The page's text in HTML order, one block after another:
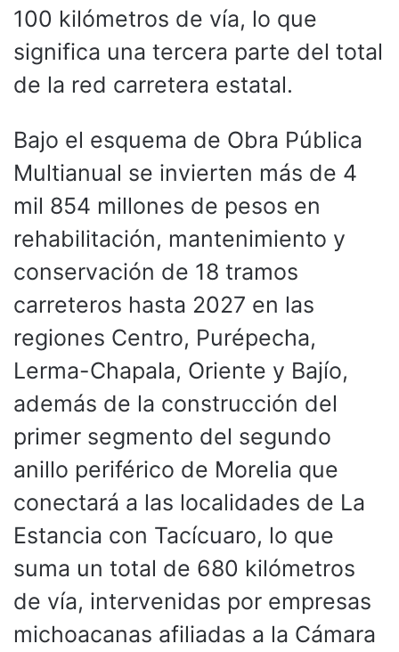
100 kilómetros de vía, lo que
significa una tercera parte del total
de la red carretera estatal.
Bajo el esquema de Obra Pública
Multianual se invierten más de 4
mil 854 millones de pesos en
rehabilitación, mantenimiento y
conservación de 18 tramos
carreteros hasta 2027 en las
regiones Centro, Purépecha,
Lerma-Chapala, Oriente y Bajío,
además de la construcción del
primer segmento del segundo
anillo periférico de Morelia que
conectará a las localidades de La
Estancia con Tacícuaro, lo que
suma un total de 680 kilómetros
de vía, intervenidas por empresas
michoacanas afiliadas a la Cámara